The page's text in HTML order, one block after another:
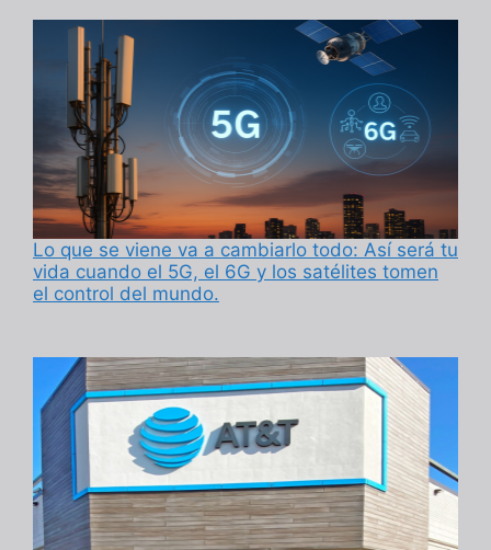
Lo que se viene va a cambiarlo todo: Así será tu
vida cuando el 5G, el 6G y los satélites tomen
el control del mundo.